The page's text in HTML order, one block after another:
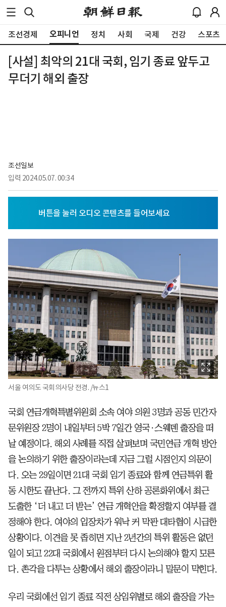
조선경제 오피니언 정치 사회 국제 건강 스포츠
[사설] 최악의 21대 국회, 임기 종료 앞두고
무더기 해외 출장
조선일보
입력 2024.05.07. 00:34
서울 여의도 국회의사당 전경. /뉴스1
국회 연금개혁특별위원회 소속 여야 의원 3명과 공동 민간자
문위원장 2명이 내일부터 5박 7일간 영국·스웨덴 출장을 떠
날 예정이다. 해외 사례를 직접 살펴보며 국민연금 개혁 방안
을 논의하기 위한 출장이라는데 지금 그럴 시점인지 의문이
다. 오는 29일이면 21대 국회 임기 종료와 함께 연금특위 활
동 시한도 끝난다. 그 전까지 특위 산하 공론화위에서 최근
도출한 ‘더 내고 더 받는’ 연금 개혁안을 확정할지 여부를 결
정해야 한다. 여야의 입장차가 워낙 커 막판 대타협이 시급한
상황이다. 이견을 못 좁히면 지난 2년간의 특위 활동은 없던
일이 되고 22대 국회에서 원점부터 다시 논의해야 할지 모른
다. 촌각을 다투는 상황에서 해외 출장이라니 말문이 막힌다.
우리 국회에선 임기 종료 직전 상임위별로 해외 출장을 가는